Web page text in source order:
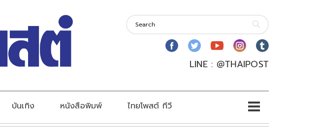
LINE : @THAIPOST
บันเทิง หนังสือพิมพ์ ไทยโพสต์ ทีวี